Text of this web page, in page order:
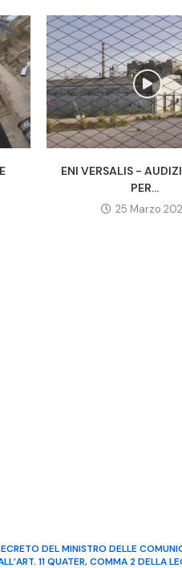
ENI VERSALIS -
PER...
25 Marzo
DEL MINISTRO DELLE
11 QUATER, COMMA 2 DELLA